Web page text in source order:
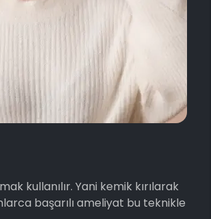
kullanılır. Yani kemik kırılarak
başarılı ameliyat bu teknikle